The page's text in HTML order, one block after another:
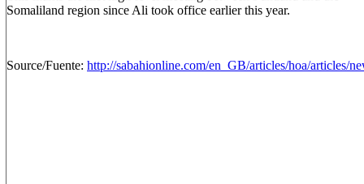
Somaliland region since Ali took office earlier this year.
Source/Fuente: http://sabahionline.com/en_GB/articles/hoa/articles/